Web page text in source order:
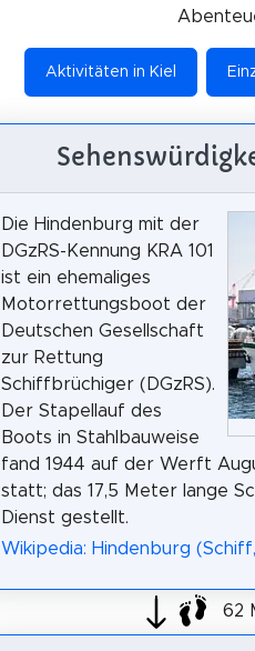
Aktivitäten in Kiel
Die Hindenburg mit der
DGzRS-Kennung KRA 101
ist ein ehemaliges
Motorrettungsboot der
Deutschen Gesellschaft
zur Rettung
Schiffbrüchiger (DGzRS).
Der Stapellauf des
Boots in Stahlbauweise
fand 1944 auf der Werft
statt; das 17,5 Meter lange
Dienst gestellt.
Wikipedia: Hindenburg
62